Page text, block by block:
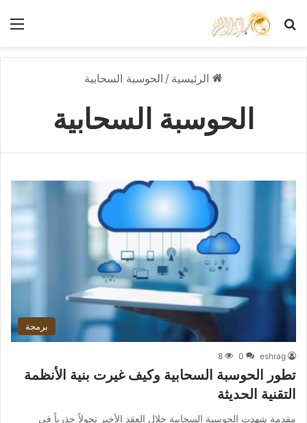
بحث عن
الرئيسية / الحوسبة السحابية
الحوسبة السحابية
برمجة
eshrag
0
8
تطور الحوسبة السحابية وكيف غيرت بنية الأنظمة
التقنية الحديثة
مقدمة شهدت الحوسبة السحابية خلال العقد الأخير تحولاً جذرياً في